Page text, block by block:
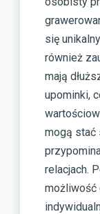
się
również
mają
upominki,
mogą stać
relacjach.
możliwość